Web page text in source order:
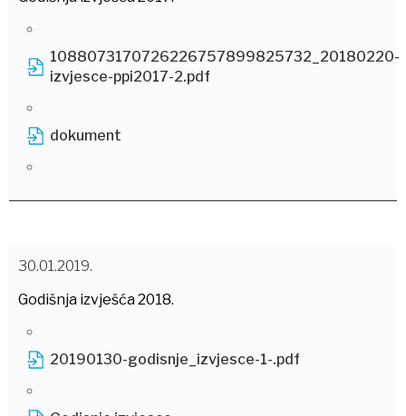
1088073170726226757899825732_20180220-
izvjesce-ppi2017-2.pdf
dokument
30.01.2019.
Godišnja izvješća 2018.
20190130-godisnje_izvjesce-1-.pdf